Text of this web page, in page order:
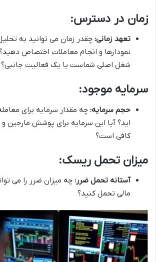
زمان در دسترس:
تعهد زمانی: چقدر زمان می توانید به
نمودارها و انجام معاملات اختصاص
شغل اصلی شماست یا یک فعالیت جانبی؟
سرمایه موجود:
حجم سرمایه: چه مقدار سرمایه برای
اید؟ آیا این سرمایه برای پوشش مارجین
کافی است؟
میزان تحمل ریسک:
آستانه تحمل ضرر: چه میزان ضرر را می
مالی تحمل کنید؟